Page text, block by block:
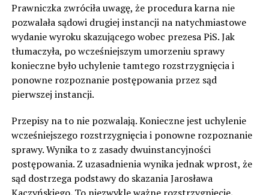
Prawniczka zwróciła uwagę, że procedura karna nie
pozwalała sądowi drugiej instancji na natychmiastowe
wydanie wyroku skazującego wobec prezesa PiS. Jak
tłumaczyła, po wcześniejszym umorzeniu sprawy
konieczne było uchylenie tamtego rozstrzygnięcia i
ponowne rozpoznanie postępowania przez sąd
pierwszej instancji.
Przepisy na to nie pozwalają. Konieczne jest uchylenie
wcześniejszego rozstrzygnięcia i ponowne rozpoznanie
sprawy. Wynika to z zasady dwuinstancyjności
postępowania. Z uzasadnienia wynika jednak wprost, że
sąd dostrzega podstawy do skazania Jarosława